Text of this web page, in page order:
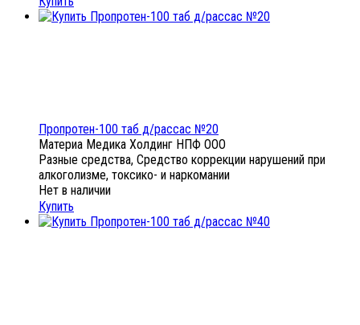
Пропротен-100 таб д/рассас №20
Материа Медика Холдинг НПФ ООО
Разные средства, Средство коррекции нарушений при
алкоголизме, токсико- и наркомании
Нет в наличии
Купить